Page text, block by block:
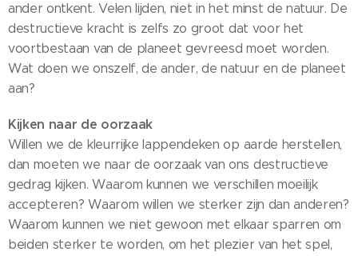
ander ontkent. Velen lijden, niet in het minst de natuur. De
destructieve kracht is zelfs zo groot dat voor het
voortbestaan van de planeet gevreesd moet worden.
Wat doen we onszelf, de ander, de natuur en de planeet
aan?
Kijken naar de oorzaak
Willen we de kleurrijke lappendeken op aarde herstellen,
dan moeten we naar de oorzaak van ons destructieve
gedrag kijken. Waarom kunnen we verschillen moeilijk
accepteren? Waarom willen we sterker zijn dan anderen?
Waarom kunnen we niet gewoon met elkaar sparren om
beiden sterker te worden, om het plezier van het spel,